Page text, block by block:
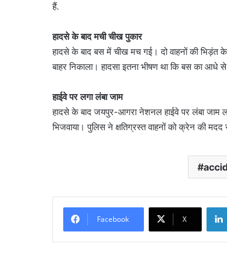
हैं.
हादसे के बाद मची चीख पुकार
हादसे के बाद बस में चीख मच गई। दो वाहनों की
बाहर निकाला। हादसा इतना भीषण था कि बस का आधे
हाईवे पर लगा लंबा जाम
हादसे के बाद जयपुर-आगरा नेशनल हाईवे पर लंबा जाम
भिजवाया। पुलिस ने क्षतिग्रस्त वाहनों को क्रेन की
Facebook X